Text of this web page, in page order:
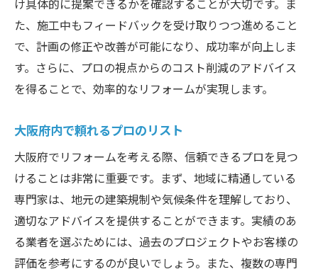
た、施工中もフィードバックを受け取りつつ進めること
で、計画の修正や改善が可能になり、成功率が向上しま
す。さらに、プロの視点からのコスト削減のアドバイス
を得ることで、効率的なリフォームが実現します。
大阪府内で頼れるプロのリスト
大阪府でリフォームを考える際、信頼できるプロを見つ
けることは非常に重要です。まず、地域に精通している
専門家は、地元の建築規制や気候条件を理解しており、
適切なアドバイスを提供することができます。実績のあ
る業者を選ぶためには、過去のプロジェクトやお客様の
評価を参考にするのが良いでしょう。また、複数の専門